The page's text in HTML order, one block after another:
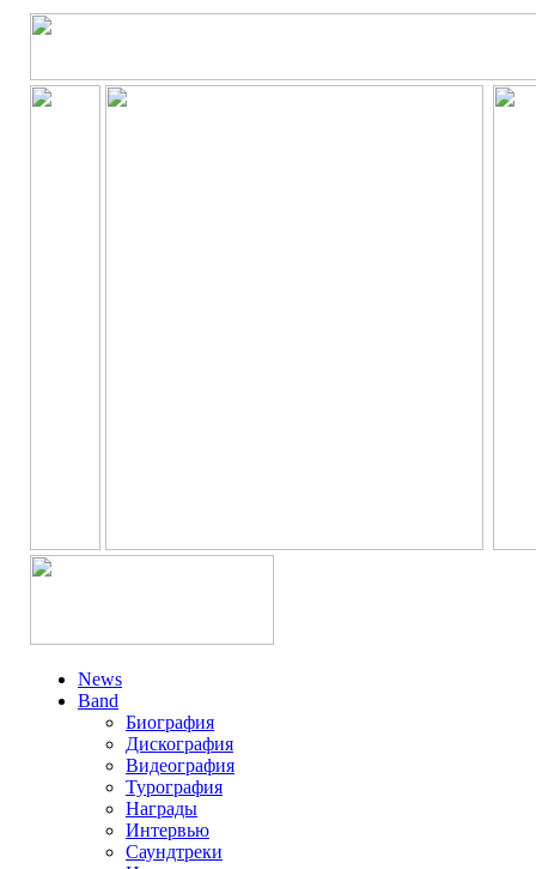
News
Band
Биография
Дискография
Видеография
Турография
Награды
Интервью
Саундтреки